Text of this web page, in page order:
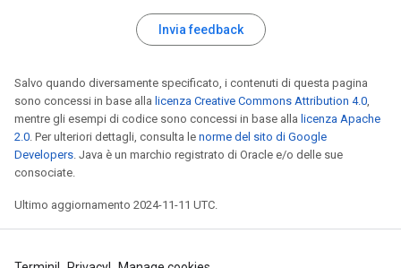
Invia feedback
Salvo quando diversamente specificato, i contenuti di questa pagina
sono concessi in base alla licenza Creative Commons Attribution 4.0,
mentre gli esempi di codice sono concessi in base alla licenza Apache
2.0. Per ulteriori dettagli, consulta le norme del sito di Google
Developers. Java è un marchio registrato di Oracle e/o delle sue
consociate.
Ultimo aggiornamento 2024-11-11 UTC.